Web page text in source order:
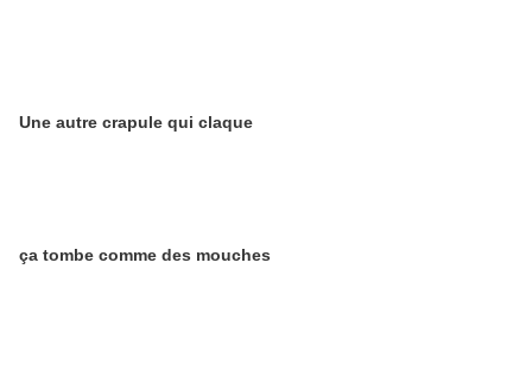
Une autre crapule qui claque
ça tombe comme des mouches